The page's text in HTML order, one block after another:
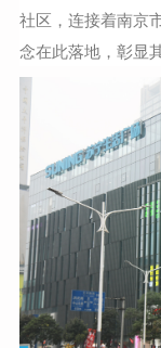
社区，连接着南京
念在此落地，彰显